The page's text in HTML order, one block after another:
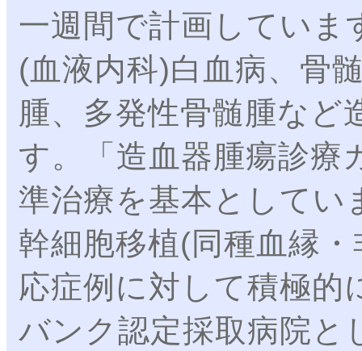
一週間で計画していま
(血液内科)白血病、骨
腫、多発性骨髄腫など
す。「造血器腫瘍診療
準治療を基本としてい
幹細胞移植(同種血縁
応症例に対して積極的
バンク認定採取病院と